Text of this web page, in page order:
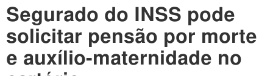
Segurado do INSS pode
solicitar pensão por morte
e auxílio-maternidade no